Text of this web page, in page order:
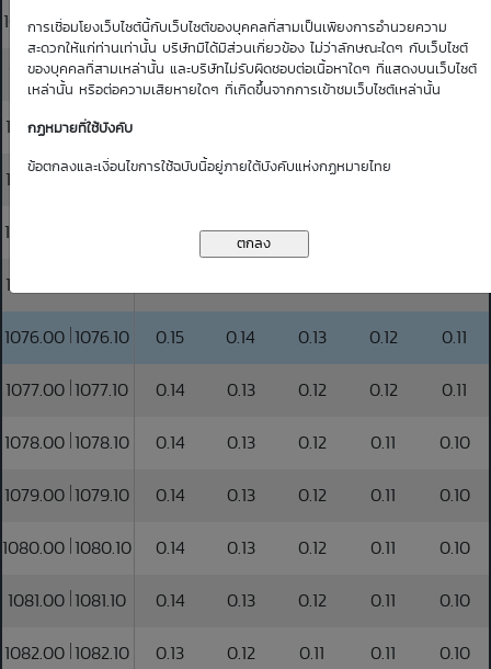
การเชื่อมโยงเว็บไซต์นี้กับเว็บไซต์ของบุคคลที่สามเป็นเพียงการอำนวยความ
สะดวกให้แก่ท่านเท่านั้น บริษัทมิได้มีส่วนเกี่ยวข้อง ไม่ว่าลักษณะใดๆ กับเว็บไซต์
ของบุคคลที่สามเหล่านั้น และบริษัทไม่รับผิดชอบต่อเนื้อหาใดๆ ที่แสดงบนเว็บไซต์
เหล่านั้น หรือต่อความเสียหายใดๆ ที่เกิดขึ้นจากการเข้าชมเว็บไซต์เหล่านั้น
กฏหมายที่ใช้บังคับ
ข้อตกลงและเงื่อนไขการใช้ฉบับนี้อยู่ภายใต้บังคับแห่งกฏหมายไทย
1070.00 1070.10 0.16 0.15 0.14 0.13 0.12
1071.00 1071.10 0.16 0.15 0.14 0.13 0.12
1072.00 1072.10
1073.00 1073.10 0.15 0.14 0.13 0.12
1074.00 0.14 0.13
1075.00
1076.00 1076.10 0.15 0.14 0.13 0.12 0.11
1077.00 1077.10 0.14 0.13 0.12 0.12 0.11
1078.00 1078.10 0.14 0.13 0.12 0.11 0.10
1079.00 1079.10 0.14 0.13 0.12 0.11 0.10
1080.00 1080.10 0.14 0.13 0.12 0.11 0.10
1081.00 1081.10 0.14 0.13 0.12 0.11 0.10
1082.00 1082.10 0.13 0.12 0.11 0.11 0.10